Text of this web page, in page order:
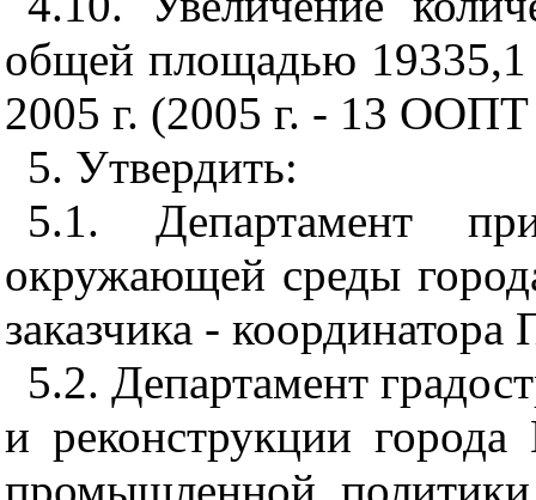
общей площадью 19335,1
2005 г. (2005 г. - 13 ООПТ
5. Утвердить:
5.1. Департамент
окружающей среды
заказчика -
5.2. Департамент
и реконструкции